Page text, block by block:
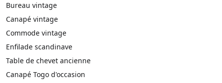
Bureau vintage
Canapé vintage
Commode vintage
Enfilade scandinave
Table de chevet ancienne
Canapé Togo d'occasion